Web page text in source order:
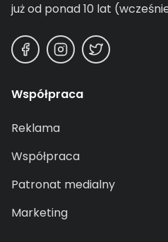
już od ponad 10 lat
Współpraca
Reklama
Współpraca
Patronat medialny
Marketing